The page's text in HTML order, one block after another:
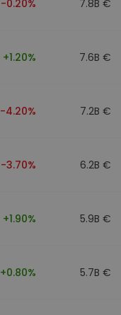
-0.20% 7.8B €
+1.20% 7.6B €
-4.20% 7.2B €
-3.70% 6.2B €
+1.90% 5.9B €
+0.80% 5.7B €